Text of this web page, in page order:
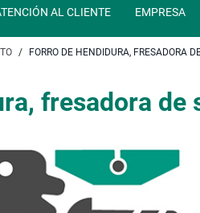
AL CLIENTE EMPRESA
FORRO DE HENDIDURA, FRESADORA
fresadora de